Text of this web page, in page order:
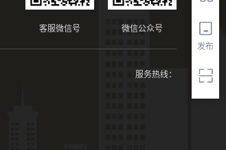
发布
微信公众号
客服微信号
服务热线：